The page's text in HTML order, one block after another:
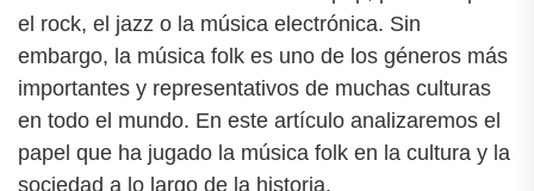
el rock, el jazz o la música electrónica. Sin
embargo, la música folk es uno de los géneros más
importantes y representativos de muchas culturas
en todo el mundo. En este artículo analizaremos el
papel que ha jugado la música folk en la cultura y la
sociedad a lo largo de la historia.